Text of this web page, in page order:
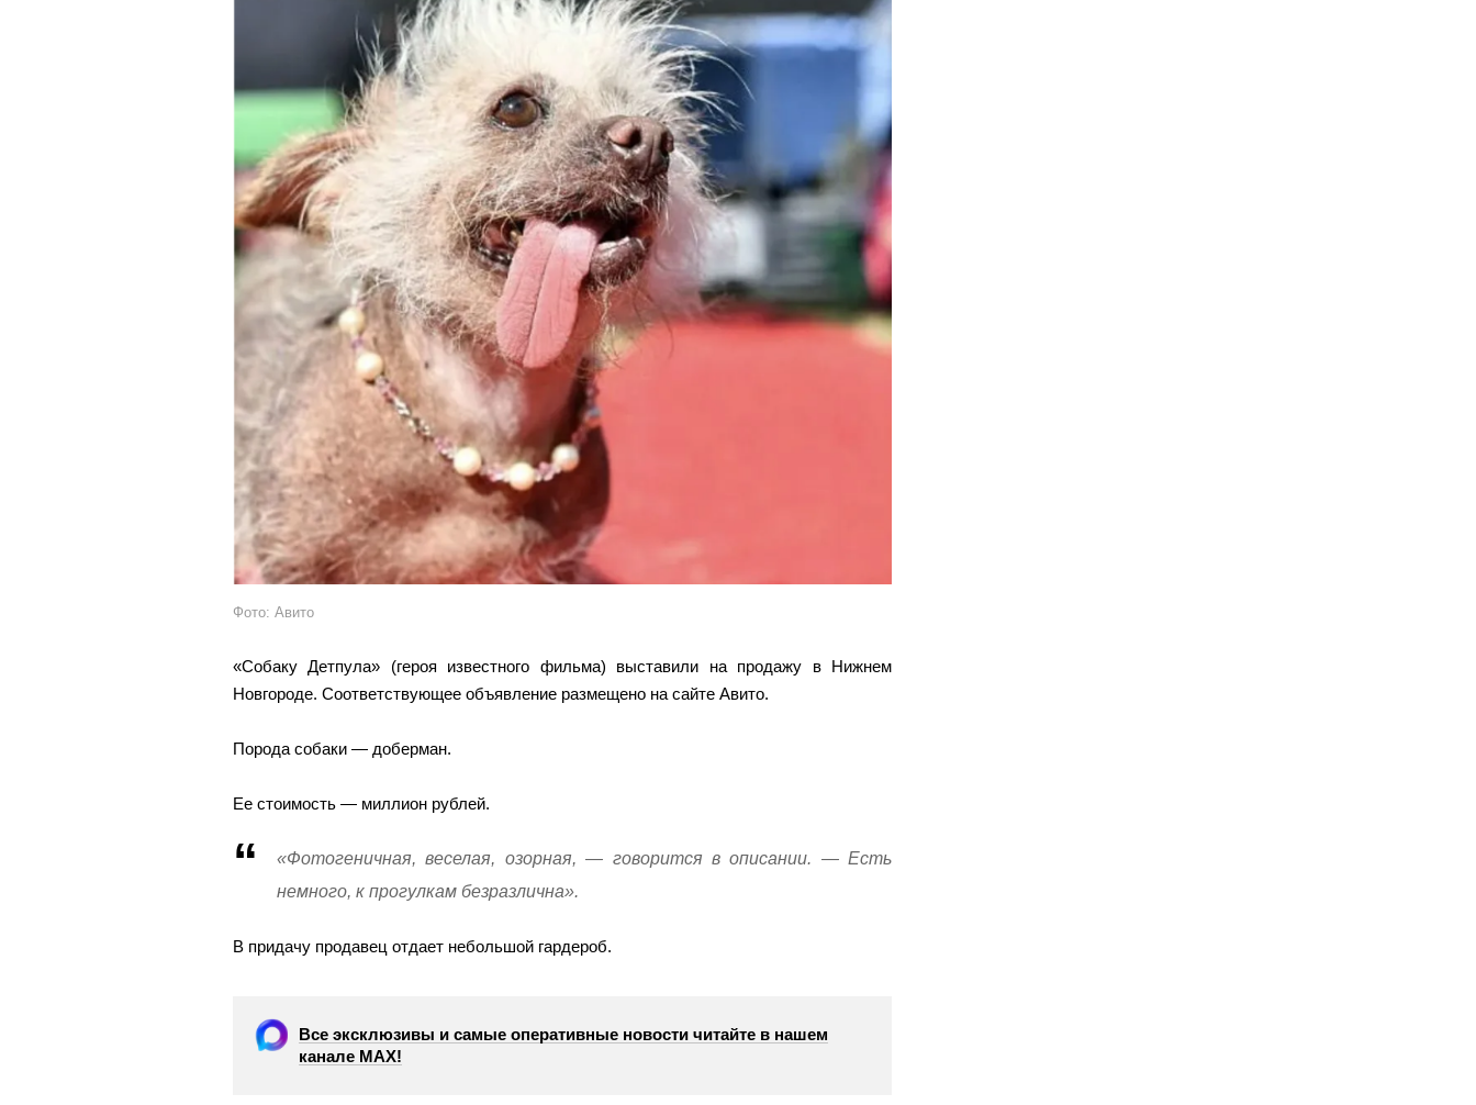
Фото: Авито
«Собаку Детпула» (героя известного фильма) выставили на продажу в Нижнем
Новгороде. Соответствующее объявление размещено на сайте Авито.
Порода собаки — доберман.
Ее стоимость — миллион рублей.
«Фотогеничная, веселая, озорная, — говорится в описании. — Есть
немного, к прогулкам безразлична».
В придачу продавец отдает небольшой гардероб.
Все эксклюзивы и самые оперативные новости читайте в нашем
канале МАХ!